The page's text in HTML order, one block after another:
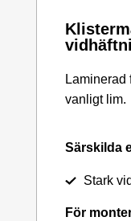
Laminerad
vanligt lim.
Särskilda
Stark
För